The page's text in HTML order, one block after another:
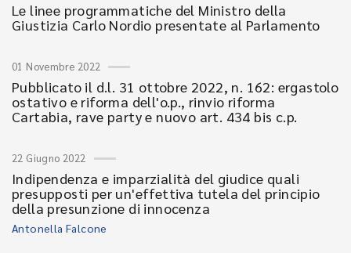
Le linee programmatiche del Ministro della
Giustizia Carlo Nordio presentate al Parlamento
01 Novembre 2022
Pubblicato il d.l. 31 ottobre 2022, n. 162: ergastolo
ostativo e riforma dell'o.p., rinvio riforma
Cartabia, rave party e nuovo art. 434 bis c.p.
22 Giugno 2022
Indipendenza e imparzialità del giudice quali
presupposti per un'effettiva tutela del principio
della presunzione di innocenza
Antonella Falcone